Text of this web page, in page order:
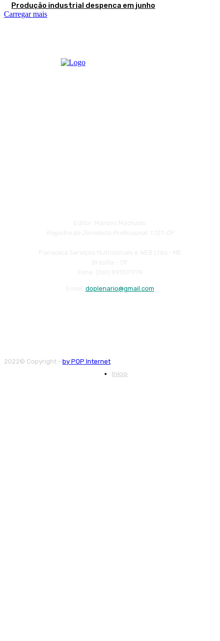
Produção industrial despenca em junho
Carregar mais
doplenario@gmail.com
2022© Copyright - by POP Internet
Início